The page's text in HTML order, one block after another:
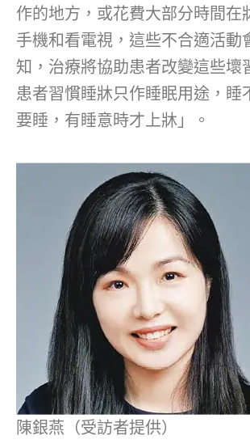
作的地方，或花費大部分時間在
手機和看電視，這些不合適活動
知，治療將協助患者改變這些壞
患者習慣睡牀只作睡眠用途，睡
要睡，有睡意時才上牀」。
陳銀燕（受訪者提供）